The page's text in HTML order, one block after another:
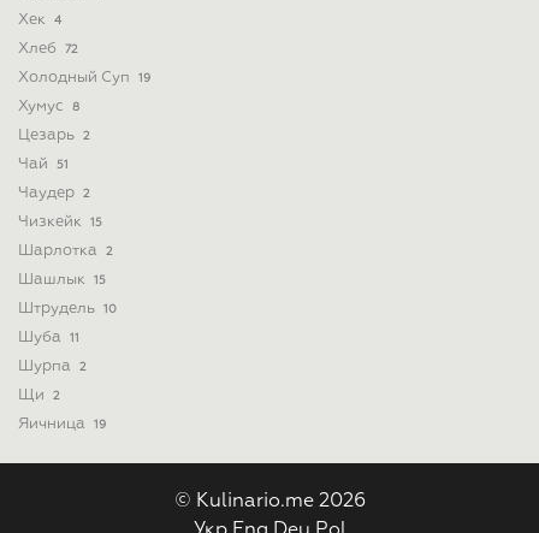
Хек 4
Хлеб 72
Холодный Суп 19
Хумус 8
Цезарь 2
Чай 51
Чаудер 2
Чизкейк 15
Шарлотка 2
Шашлык 15
Штрудель 10
Шуба 11
Шурпа 2
Щи 2
Яичница 19
© Kulinario.me 2026